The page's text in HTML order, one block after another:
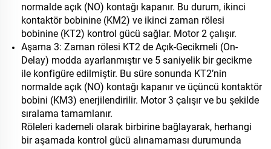
normalde açık (NO) kontağı kapanır. Bu durum, ikinci
kontaktör bobinine (KM2) ve ikinci zaman rölesi
bobinine (KT2) kontrol gücü sağlar. Motor 2 çalışır.
Aşama 3: Zaman rölesi KT2 de Açık-Gecikmeli (On-
Delay) modda ayarlanmıştır ve 5 saniyelik bir gecikme
ile konfigüre edilmiştir. Bu süre sonunda KT2’nin
normalde açık (NO) kontağı kapanır ve üçüncü kontaktör
bobini (KM3) enerjilendirilir. Motor 3 çalışır ve bu şekilde
sıralama tamamlanır.
Röleleri kademeli olarak birbirine bağlayarak, herhangi
bir aşamada kontrol gücü alınamaması durumunda